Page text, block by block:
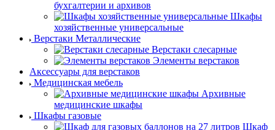
бухгалтерии и архивов
Шкафы
хозяйственные универсальные
Верстаки Металлические
Верстаки слесарные
Элементы верстаков
Аксессуары для верстаков
Медицинская мебель
Архивные
медицинские шкафы
Шкафы газовые
Шкаф